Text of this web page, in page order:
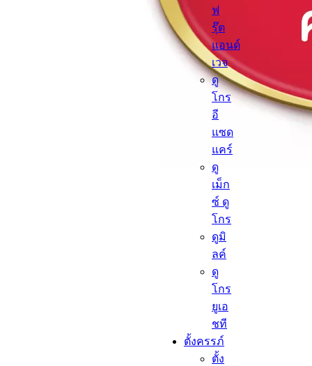
ฟ
รุ๊ต
แอนด์
เวจ
ดู
โกร
อี
แซด
แคร์
ดู
เม็ก
ซ์ ดู
โกร
ดูมิ
ลค์
ดู
โกร
ยูเอ
ชที
ตั้งครรภ์​
ตั้ง